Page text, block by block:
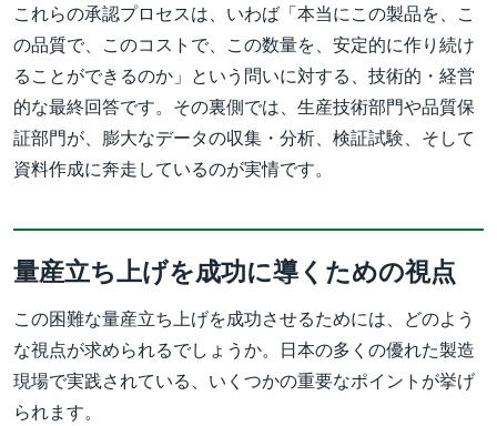
これらの承認プロセスは、いわば「本当にこの製品を、こ
の品質で、このコストで、この数量を、安定的に作り続け
ることができるのか」という問いに対する、技術的・経営
的な最終回答です。その裏側では、生産技術部門や品質保
証部門が、膨大なデータの収集・分析、検証試験、そして
資料作成に奔走しているのが実情です。
量産立ち上げを成功に導くための視点
この困難な量産立ち上げを成功させるためには、どのよう
な視点が求められるでしょうか。日本の多くの優れた製造
現場で実践されている、いくつかの重要なポイントが挙げ
られます。